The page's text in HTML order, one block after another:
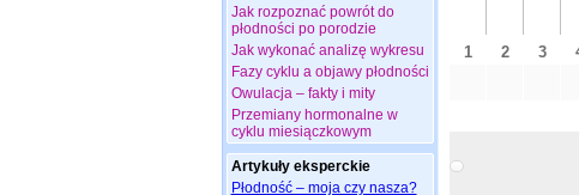
Jak rozpoznać powrót do
płodności po porodzie
Jak wykonać analizę wykresu
Fazy cyklu a objawy płodności
Owulacja – fakty i mity
Przemiany hormonalne w
cyklu miesiączkowym
Artykuły eksperckie
Płodność – moja czy nasza?